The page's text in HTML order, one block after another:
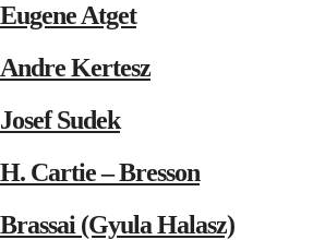
Eugene Atget
Andre Kertesz
Josef Sudek
H. Cartie – Bresson
Brassai (Gyula Halasz)